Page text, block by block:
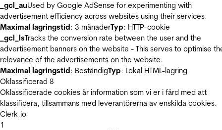
_gcl_auUsed by Google AdSense for experimenting with
advertisement efficiency across websites using their services.
Maximal lagringstid: 3 månaderTyp: HTTP-cookie
_gcl_lsTracks the conversion rate between the user and the
advertisement banners on the website - This serves to optimise
relevance of the advertisements on the website.
Maximal lagringstid: BeständigTyp: Lokal HTML-lagring
Oklassificerad 8
Oklassificerade cookies är information som vi er i färd med att
klassificera, tillsammans med leverantörerna av enskilda cookies.
Clerk.io
1